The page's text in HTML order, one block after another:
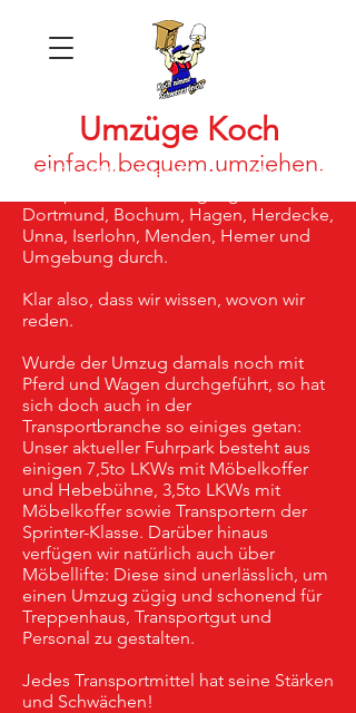
Umzüge Koch
einfach.bequem.umziehen.
Seit über 50 Jahren führen wir Umzüge,
Dortmund, Bochum, Hagen, Herdecke,
Unna, Iserlohn, Menden, Hemer und
Umgebung durch.
Klar also, dass wir wissen, wovon wir
reden.
Wurde der Umzug damals noch mit
Pferd und Wagen durchgeführt, so hat
sich doch auch in der
Transportbranche so einiges getan:
Unser aktueller Fuhrpark besteht aus
einigen 7,5to LKWs mit Möbelkoffer
und Hebebühne, 3,5to LKWs mit
Möbelkoffer sowie Transportern der
Sprinter-Klasse. Darüber hinaus
verfügen wir natürlich auch über
Möbellifte: Diese sind unerlässlich, um
einen Umzug zügig und schonend für
Treppenhaus, Transportgut und
Personal zu gestalten.
Jedes Transportmittel hat seine Stärken
und Schwächen!